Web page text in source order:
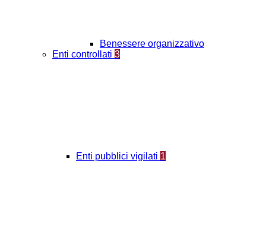
Benessere organizzativo
Enti controllati 3
Enti pubblici vigilati 1